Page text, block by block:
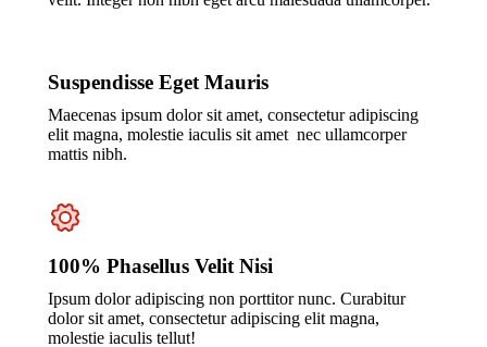
Suspendisse Eget Mauris
Maecenas ipsum dolor sit amet, consectetur adipiscing
elit magna, molestie iaculis sit amet nec ullamcorper
mattis nibh.
100% Phasellus Velit Nisi
Ipsum dolor adipiscing non porttitor nunc. Curabitur
dolor sit amet, consectetur adipiscing elit magna,
molestie iaculis tellut!